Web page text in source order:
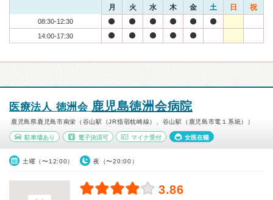
月 火 水 木 金 土 日 祝
08:30-12:30
14:00-17:30
医療法人 徳洲会 鹿児島徳洲会病院
鹿児島県鹿児島市南栄（谷山駅（JR指宿枕崎線）、谷山駅（鹿児島市電１系統））
駐車場あり 電子決済可 マイナ受付 女医在籍
土曜（〜12:00） 夜（〜20:00）
3.86